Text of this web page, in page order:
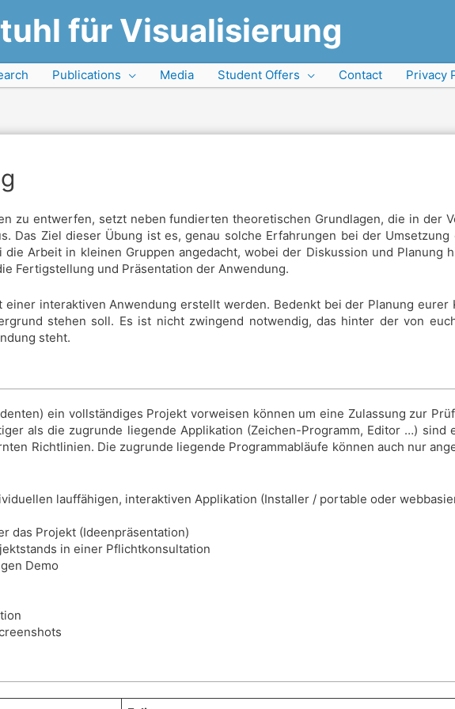
für Visualisierung
Publications Media Student Offers Contact Privacy
zu entwerfen, setzt neben fundierten theoretischen Grundlagen, die in der
Das Ziel dieser Übung ist es, genau solche Erfahrungen bei der
Arbeit in kleinen Gruppen angedacht, wobei der Diskussion und Planung
Fertigstellung und Präsentation der Anwendung.
interaktiven Anwendung erstellt werden. Bedenkt bei der Planung eurer
stehen soll. Es ist nicht zwingend notwendig, das hinter der von
steht.
ein vollständiges Projekt vorweisen können um eine Zulassung zur
als die zugrunde liegende Applikation (Zeichen-Programm, Editor …) sind
Richtlinien. Die zugrunde liegende Programmabläufe können auch nur
lauffähigen, interaktiven Applikation (Installer / portable oder
das Projekt (Ideenpräsentation)
in einer Pflichtkonsultation
Demo